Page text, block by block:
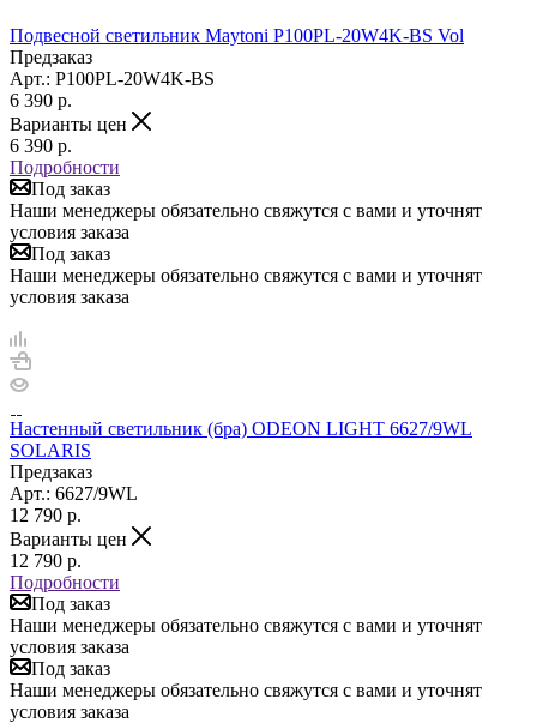
Подвесной светильник Maytoni P100PL-20W4K-BS Vol
Предзаказ
Арт.: P100PL-20W4K-BS
6 390 р.
Варианты цен
6 390 р.
Подробности
Под заказ
Наши менеджеры обязательно свяжутся с вами и уточнят
условия заказа
Под заказ
Наши менеджеры обязательно свяжутся с вами и уточнят
условия заказа
Настенный светильник (бра) ODEON LIGHT 6627/9WL
SOLARIS
Предзаказ
Арт.: 6627/9WL
12 790 р.
Варианты цен
12 790 р.
Подробности
Под заказ
Наши менеджеры обязательно свяжутся с вами и уточнят
условия заказа
Под заказ
Наши менеджеры обязательно свяжутся с вами и уточнят
условия заказа